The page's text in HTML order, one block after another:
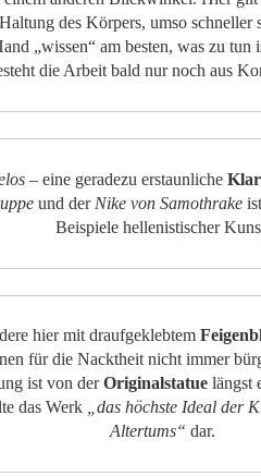
des Körpers, umso schneller
„wissen“ am besten, was zu tun
die Arbeit bald nur noch aus
– eine geradezu erstaunliche
und der Nike von Samothrake
Beispiele hellenistischer
hier mit draufgeklebtem
für die Nacktheit nicht immer
ist von derOriginalstatuelängst
das Werk „das höchste Ideal der
Altertums“ dar.